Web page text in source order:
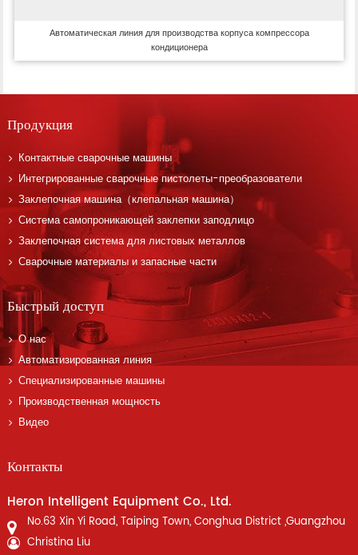
Автоматическая линия для производства корпуса компрессора
кондиционера
Продукция
Контактные сварочные машины
Интегрированные сварочные пистолеты-преобразователи
Заклепочная машина（клепальная машина）
Система самопроникающей заклепки заподлицо
Заклепочная система для листовых металлов
Сварочные материалы и запасные части
Быстрый доступ
О нас
Автоматизированная линия
Специализированные машины
Производственная мощность
Видео
Контакты
Heron Intelligent Equipment Co., Ltd.
No.63 Xin Yi Road, Taiping Town, Conghua District ,Guangzhou
Christina Liu